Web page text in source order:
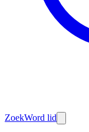
ZoekWord lid